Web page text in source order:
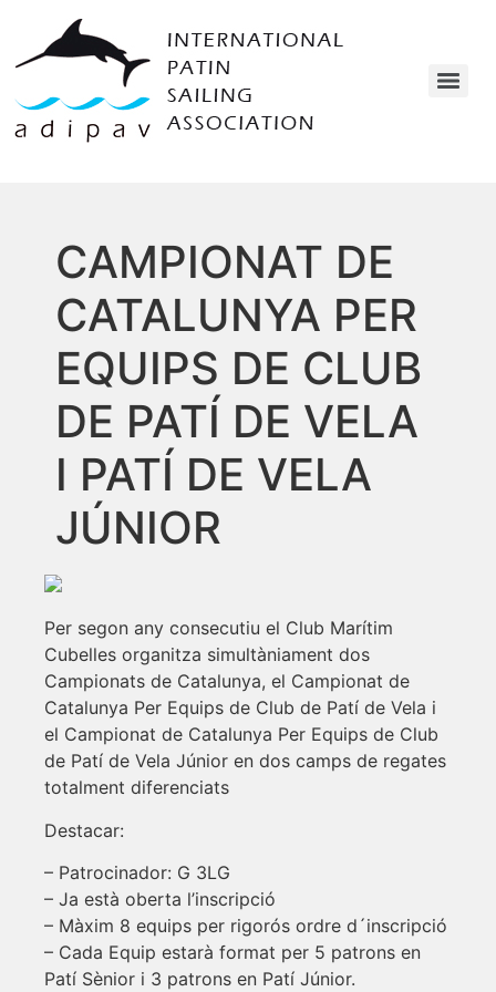
CAMPIONAT DE
CATALUNYA PER
EQUIPS DE CLUB
DE PATÍ DE VELA
I PATÍ DE VELA
JÚNIOR
Per segon any consecutiu el Club Marítim
Cubelles organitza simultàniament dos
Campionats de Catalunya, el Campionat de
Catalunya Per Equips de Club de Patí de Vela i
el Campionat de Catalunya Per Equips de Club
de Patí de Vela Júnior en dos camps de regates
totalment diferenciats
Destacar:
– Patrocinador: G 3LG
– Ja està oberta l’inscripció
– Màxim 8 equips per rigorós ordre d´inscripció
– Cada Equip estarà format per 5 patrons en
Patí Sènior i 3 patrons en Patí Júnior.